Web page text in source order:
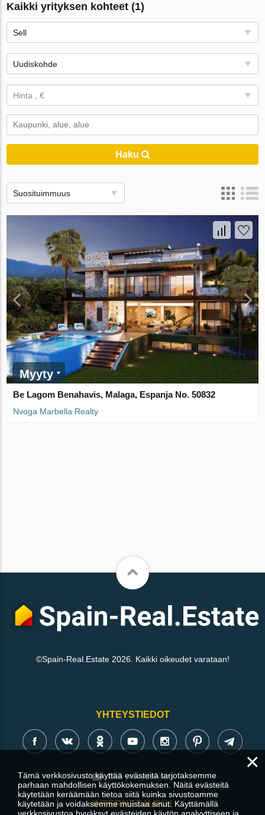
Kaikki yrityksen kohteet (1)
Sell
Uudiskohde
Hinta , €
Haku
Suosituimmuus
Myyty
Be Lagom Benahavis, Malaga, Espanja No. 50832
Nvoga Marbella Realty
©Spain-Real.Estate 2026. Kaikki oikeudet varataan!
YHTEYSTIEDOT
Jätä yhteydenotto
INTERNET-HAKU
×
Tämä verkkosivusto käyttää evästeitä tarjotaksemme
parhaan mahdollisen käyttökokemuksen. Näitä evästeitä
käytetään keräämään tietoa siitä kuinka sivustoamme
käytetään ja voidaksemme muistaa sinut. Käyttämällä